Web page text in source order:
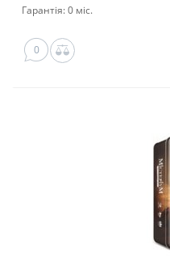
Гарантія: 0 міс.
0